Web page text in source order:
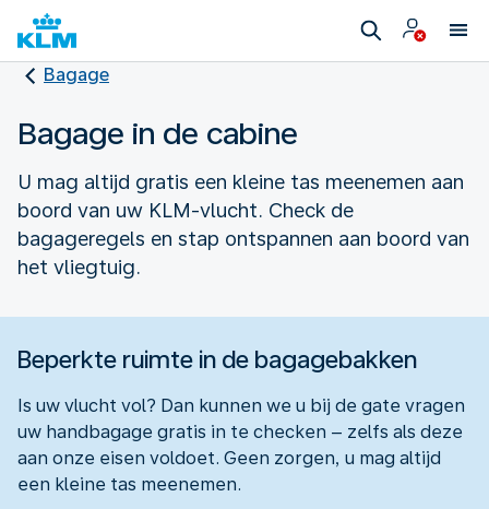
Bagage
Bagage in de cabine
U mag altijd gratis een kleine tas meenemen aan
boord van uw KLM-vlucht. Check de
bagageregels en stap ontspannen aan boord van
het vliegtuig.
Beperkte ruimte in de bagagebakken
Is uw vlucht vol? Dan kunnen we u bij de gate vragen
uw handbagage gratis in te checken – zelfs als deze
aan onze eisen voldoet. Geen zorgen, u mag altijd
een kleine tas meenemen.